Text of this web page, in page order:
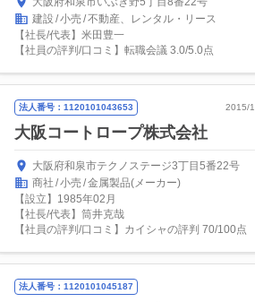
建設 小売 不動産、レンタル・リース
【社長/代表】米田豊一
【社員の評判/口コミ】転職会議 3.0/5.0点
法人番号：1120101043653 2015/
大阪コートロープ株式会社
大阪府和泉市テクノステージ3丁目5番22号
商社 小売 金属製品(メーカー)
【設立】1985年02月
【社長/代表】筒井克哉
【社員の評判/口コミ】カイシャの評判 70/100点
法人番号：1120101045187